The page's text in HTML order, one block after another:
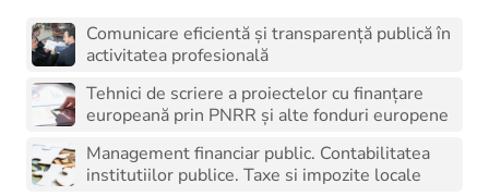
Comunicare eficientă și transparență publică în
activitatea profesională
Tehnici de scriere a proiectelor cu finanțare
europeană prin PNRR și alte fonduri europene
Management financiar public. Contabilitatea
institutiilor publice. Taxe si impozite locale